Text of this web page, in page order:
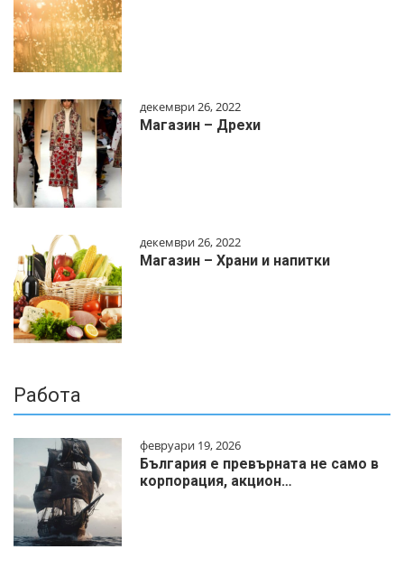
декември 26, 2022
Магазин – Дрехи
декември 26, 2022
Магазин – Храни и напитки
Работа
февруари 19, 2026
България е превърната не само в
корпорация, акцион…